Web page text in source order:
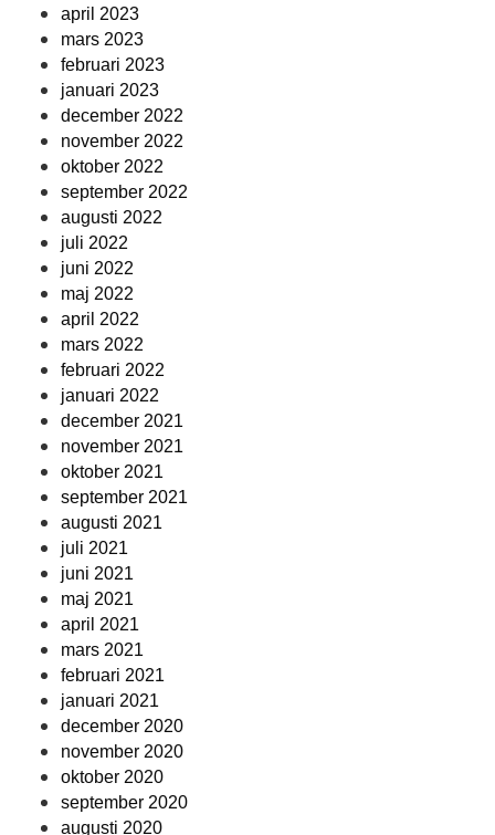
april 2023
mars 2023
februari 2023
januari 2023
december 2022
november 2022
oktober 2022
september 2022
augusti 2022
juli 2022
juni 2022
maj 2022
april 2022
mars 2022
februari 2022
januari 2022
december 2021
november 2021
oktober 2021
september 2021
augusti 2021
juli 2021
juni 2021
maj 2021
april 2021
mars 2021
februari 2021
januari 2021
december 2020
november 2020
oktober 2020
september 2020
augusti 2020